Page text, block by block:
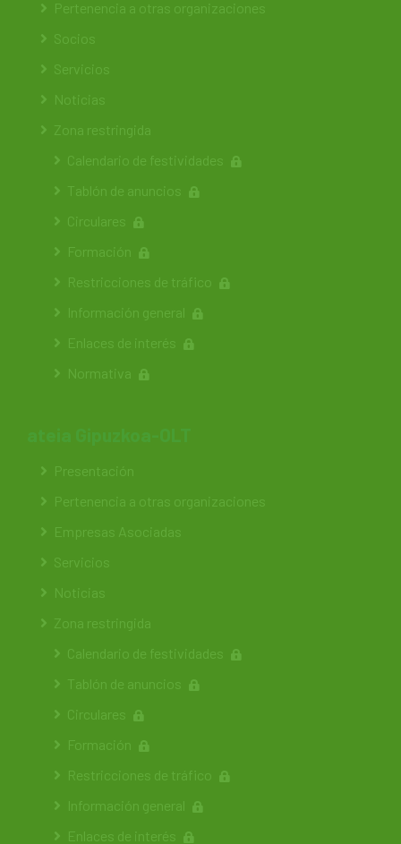
Pertenencia a otras organizaciones
Socios
Servicios
Noticias
Zona restringida
Calendario de festividades
Tablón de anuncios
Circulares
Formación
Restricciones de tráfico
Información general
Enlaces de interés
Normativa
Presentación
Pertenencia a otras organizaciones
Empresas Asociadas
Servicios
Noticias
Zona restringida
Calendario de festividades
Tablón de anuncios
Circulares
Formación
Restricciones de tráfico
Información general
Enlaces de interés